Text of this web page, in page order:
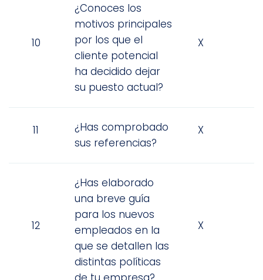
10
¿Conoces los
motivos principales
por los que el
cliente potencial
ha decidido dejar
su puesto actual?
X
11
¿Has comprobado
sus referencias?
X
12
¿Has elaborado
una breve guía
para los nuevos
empleados en la
que se detallen las
distintas políticas
X